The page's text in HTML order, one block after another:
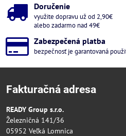
Doručenie
využite dopravu už od 2,90€
alebo zadarmo nad 49€
Zabezpečená platba
bezpečnosť je garantovaná
Fakturačná adresa
READY Group s.r.o.
Železničná 141/36
05952 Veľká Lomnica